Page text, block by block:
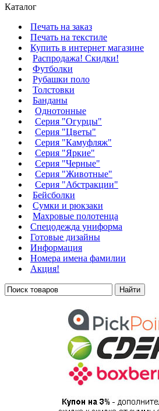
Каталог
Печать на заказ
Печать на текстиле
Купить в интернет магазине
Распродажа! Скидки!
Футболки
Рубашки поло
Толстовки
Банданы
Однотонные
Серия "Огурцы"
Серия "Цветы"
Серия "Камуфляж"
Серия "Яркие"
Серия "Черные"
Серия "Животные"
Серия "Абстракции"
Бейсболки
Сумки и рюкзаки
Махровые полотенца
Cпецодежда униформа
Готовые дизайны
Информация
Номера имена фамилии
Акция!